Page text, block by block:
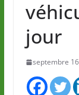
jour
septembre